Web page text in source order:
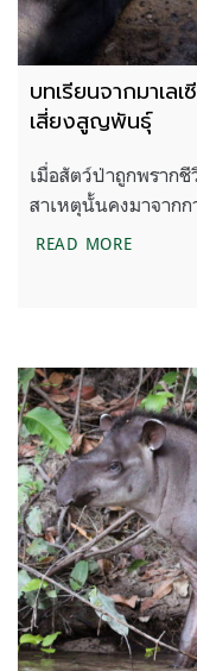
บทเรียนจากมาเลเ
เสี่ยงสูญพันธุ์
เมื่อสัตว์ป่าถูกพรากชี
สาเหตุนั้นคงมาจาก
READ MOREบทเรียน